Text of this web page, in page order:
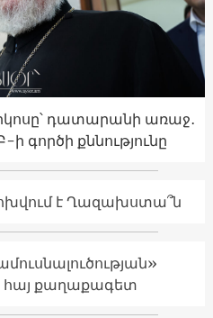
դատարանի առաջ․
գործի քննությունը
է Ղազախստա՞ն
հայ քաղաքագետ